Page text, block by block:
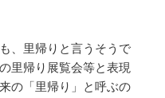
、里帰りと言うそうで
里帰り展覧会等と表現
の「里帰り」と呼ぶの